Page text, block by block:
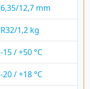
6,35/12,7 mm
R32/1,2 kg
-15 / +50 °C
-20 / +18 °C